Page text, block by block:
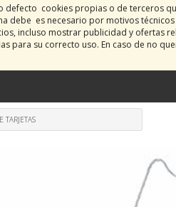
defecto cookies propias o de terceros
debe es necesario por motivos
incluso mostrar publicidad y ofertas
para su correcto uso. En caso de no
TARJETAS